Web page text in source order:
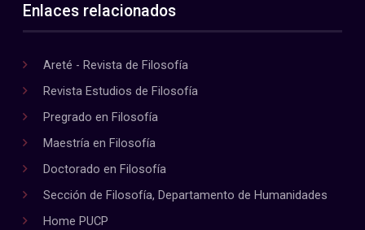
Enlaces relacionados
Areté - Revista de Filosofía
Revista Estudios de Filosofía
Pregrado en Filosofía
Maestría en Filosofía
Doctorado en Filosofía
Sección de Filosofía, Departamento de Humanidades
Home PUCP